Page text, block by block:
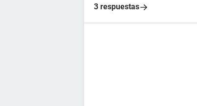
3 respuestas